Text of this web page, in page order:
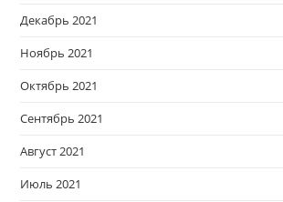
Декабрь 2021
Ноябрь 2021
Октябрь 2021
Сентябрь 2021
Август 2021
Июль 2021